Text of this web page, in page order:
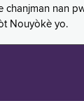
chanjman nan
Nouyòkè yo.